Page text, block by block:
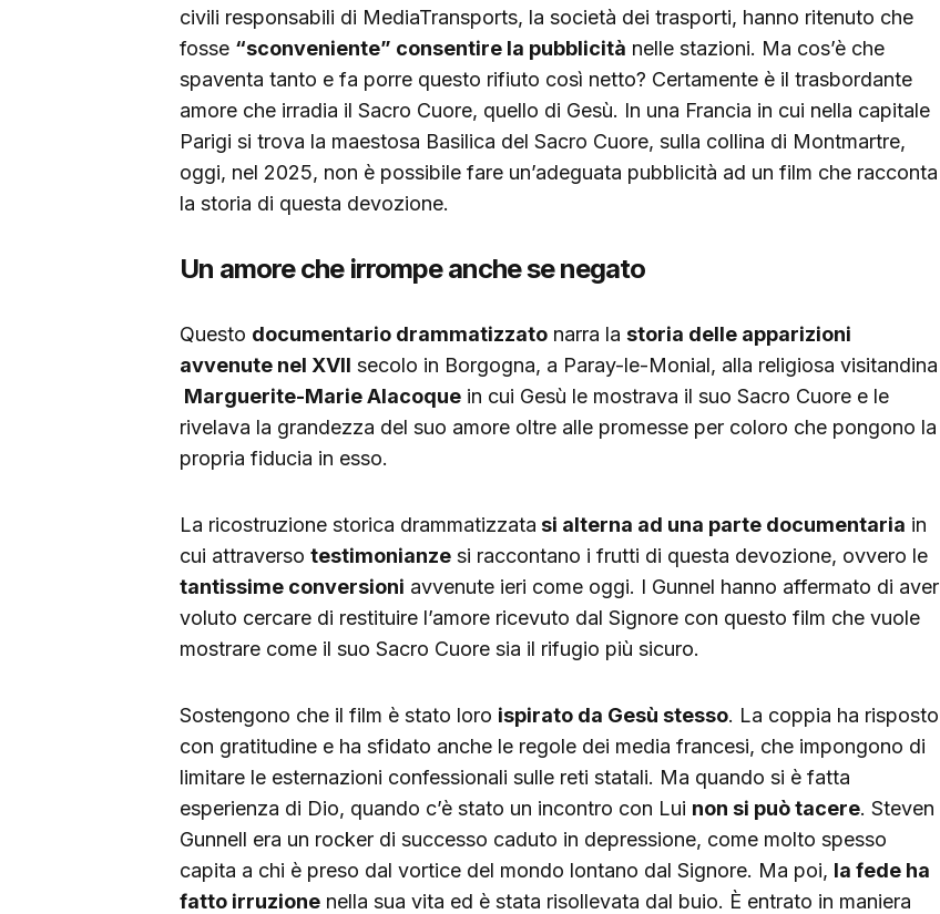
civili responsabili di MediaTransports, la società dei trasporti, hanno ritenuto che
fosse “sconveniente” consentire la pubblicità nelle stazioni. Ma cos’è che
spaventa tanto e fa porre questo rifiuto così netto? Certamente è il trasbordante
amore che irradia il Sacro Cuore, quello di Gesù. In una Francia in cui nella capitale
Parigi si trova la maestosa Basilica del Sacro Cuore, sulla collina di Montmartre,
oggi, nel 2025, non è possibile fare un’adeguata pubblicità ad un film che racconta
la storia di questa devozione.
Un amore che irrompe anche se negato
Questo documentario drammatizzato narra la storia delle apparizioni
avvenute nel XVII secolo in Borgogna, a Paray-le-Monial, alla religiosa visitandina
Marguerite-Marie Alacoque in cui Gesù le mostrava il suo Sacro Cuore e le
rivelava la grandezza del suo amore oltre alle promesse per coloro che pongono la
propria fiducia in esso.
La ricostruzione storica drammatizzata si alterna ad una parte documentaria in
cui attraverso testimonianze si raccontano i frutti di questa devozione, ovvero le
tantissime conversioni avvenute ieri come oggi. I Gunnel hanno affermato di aver
voluto cercare di restituire l’amore ricevuto dal Signore con questo film che vuole
mostrare come il suo Sacro Cuore sia il rifugio più sicuro.
Sostengono che il film è stato loro ispirato da Gesù stesso. La coppia ha risposto
con gratitudine e ha sfidato anche le regole dei media francesi, che impongono di
limitare le esternazioni confessionali sulle reti statali. Ma quando si è fatta
esperienza di Dio, quando c’è stato un incontro con Lui non si può tacere. Steven
Gunnell era un rocker di successo caduto in depressione, come molto spesso
capita a chi è preso dal vortice del mondo lontano dal Signore. Ma poi, la fede ha
fatto irruzione nella sua vita ed è stata risollevata dal buio. È entrato in maniera